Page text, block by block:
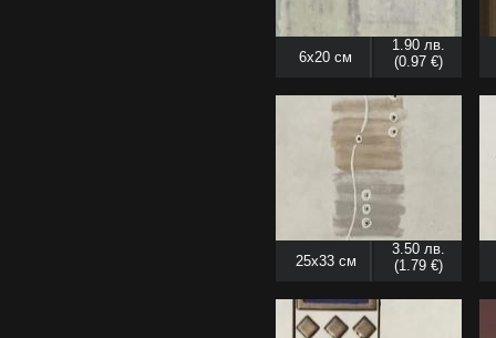
6x20 см
1.90 лв.
(0.97 €)
25x33 см
3.50 лв.
(1.79 €)